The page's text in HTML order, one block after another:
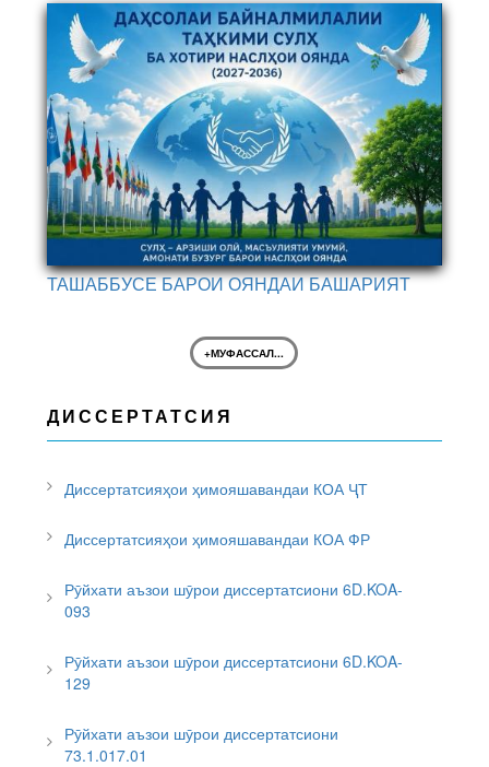
ТАШАББУСЕ БАРОИ ОЯНДАИ БАШАРИЯТ
+МУФАССАЛ...
ДИССЕРТАТСИЯ
Диссертатсияҳои ҳимояшавандаи КОА ҶТ
Диссертатсияҳои ҳимояшавандаи КОА ФР
Рӯйхати аъзои шӯрои диссертатсиони 6D.KOA-
093
Рӯйхати аъзои шӯрои диссертатсиони 6D.KOA-
129
Рӯйхати аъзои шӯрои диссертатсиони
73.1.017.01